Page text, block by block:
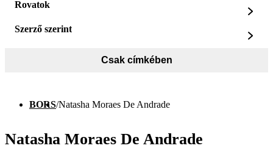
Rovatok
Szerző szerint
Csak címkében
BORS/Natasha Moraes De Andrade
Natasha Moraes De Andrade